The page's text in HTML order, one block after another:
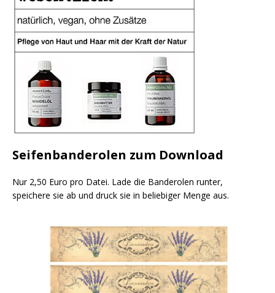
Seifenbanderolen zum Download
Nur 2,50 Euro pro Datei. Lade die Banderolen runter,
speichere sie ab und druck sie in beliebiger Menge aus.